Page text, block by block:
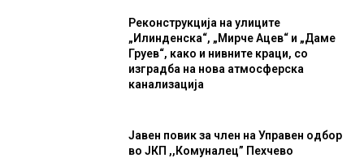
Реконструкција на улиците
„Илинденска“, „Мирче Ацев“ и „Даме
Груев“, како и нивните краци, со
изградба на нова атмосферска
канализација
Јавен повик за член на Управен одбор
во ЈКП ,,Комуналец” Пехчево